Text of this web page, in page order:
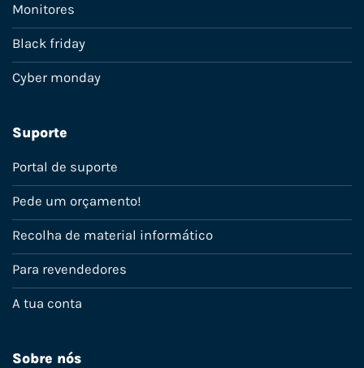
Monitores
Black friday
Cyber monday
Suporte
Portal de suporte
Pede um orçamento!
Recolha de material informático
Para revendedores
A tua conta
Sobre nós